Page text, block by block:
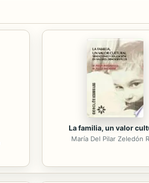
La familia, un valor
María Del Pilar Zeledón